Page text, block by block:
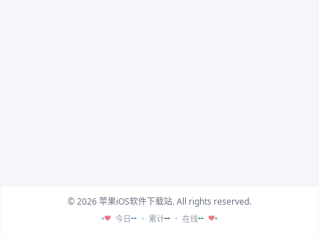
© 2026 苹果iOS软件下载站. All rights reserved.
♥ 今日-- 累计-- 在线-- ♥